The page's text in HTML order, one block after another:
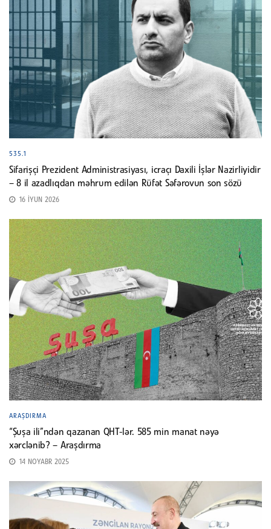
535.1
Sifarişçi Prezident Administrasiyası, icraçı Daxili İşlər Nazirliyidir
– 8 il azadlıqdan məhrum edilən Rüfət Səfərovun son sözü
16 İYUN 2026
ARAŞDIRMA
“Şuşa ili”ndən qazanan QHT-lər. 585 min manat nəyə
xərclənib? – Araşdırma
14 NOYABR 2025